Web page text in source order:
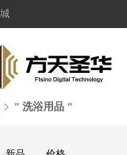
" 洗浴用品 "